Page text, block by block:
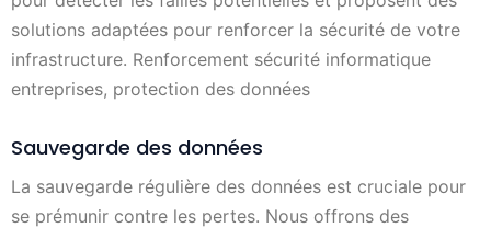
solutions adaptées pour renforcer la sécurité de votre
infrastructure. Renforcement sécurité informatique
entreprises, protection des données
Sauvegarde des données
La sauvegarde régulière des données est cruciale pour
se prémunir contre les pertes. Nous offrons des